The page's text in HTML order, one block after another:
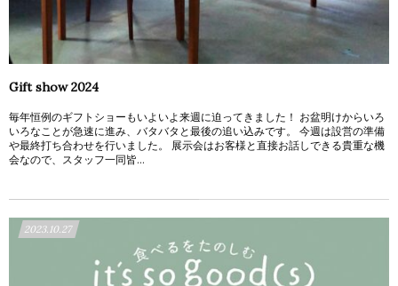
Gift show 2024
毎年恒例のギフトショーもいよいよ来週に迫ってきました！ お盆明けからいろ
いろなことが急速に進み、バタバタと最後の追い込みです。 今週は設営の準備
や最終打ち合わせを行いました。 展示会はお客様と直接お話しできる貴重な機
会なので、スタッフ一同皆...
2023.10.27